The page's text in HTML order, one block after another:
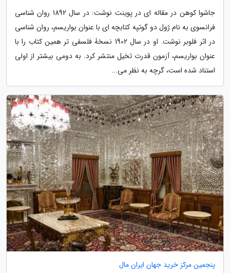
جاشوا کوهن در مقاله ای در پوینت نوشت: در سال 1892 روان شناسی
فرانسوی به نام ژول دو گوتیِه کتابچه ای با عنوان بواریسم، روان شناسی
در اثر فلوبر نوشت. او در سال 1902 نسخۀ فلسفی تر همین کتاب را با
عنوان بواریسم، آزمون قدرت تخیل منتشر کرد. به دومی بیشتر از اولی
استناد شده است، گرچه به نظر می...
پنجمین مرکز خرید جهان ایران مال